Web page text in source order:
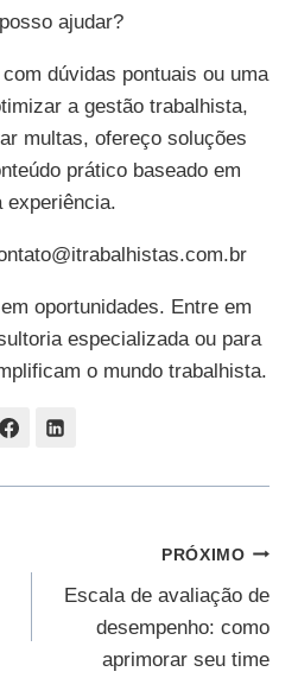
ajudar?
dúvidas pontuais ou uma
a gestão trabalhista,
multas, ofereço soluções
prático baseado em
experiência.
oportunidades. Entre em
especializada ou para
o mundo trabalhista.
PRÓXIMO
Escala de avaliação de
desempenho: como
aprimorar seu time